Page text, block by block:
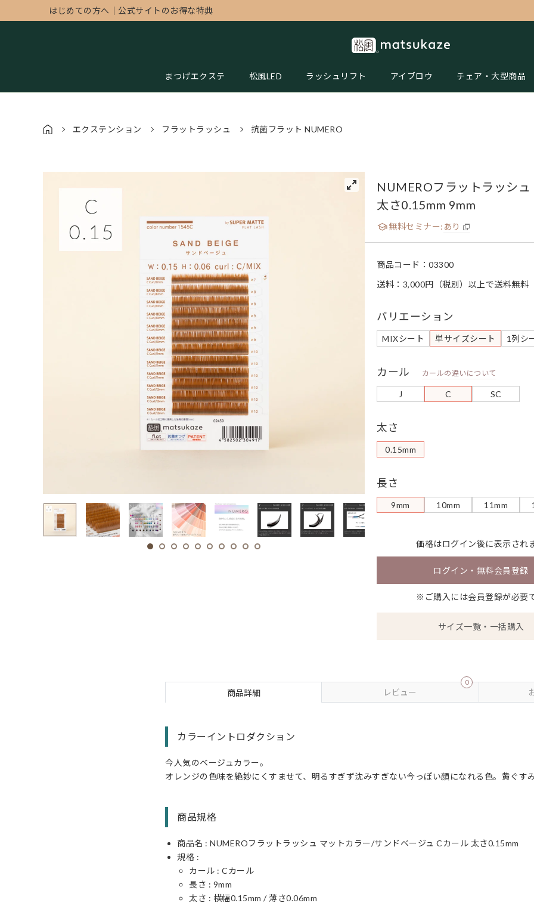
はじめての方へ 公式サイトのお得な特典
まつげエクステ 松風LED ラッシュリフト アイブロウ チェア・大型商品
エクステンション フラットラッシュ 抗菌フラット NUMERO
NUMEROフラットラッシ
太さ0.15mm 9mm
無料セミナー: あり
商品コード： 03300
送料：3,000円（税別）以上で送料無料
バリエーション
MIXシート 単サイズシート 1列シ
カール カールの違いについて
J C SC
太さ
0.15mm
長さ
9mm 10mm 11mm
価格はログイン後に表示され
ログイン・無料会員登録
※ご購入には会員登録が必要
サイズ一覧・一括購入
商品詳細 レビュー
0
カラーイントロダクション
今人気のベージュカラー。
オレンジの色味を絶妙にくすませて、明るすぎず沈みすぎない今っぽい顔になれる色。黄ぐす
商品規格
商品名 : NUMEROフラットラッシュ マットカラー/サンドベージュ Cカール 太さ0.15mm
規格 :
カール : Cカール
長さ : 9mm
太さ : 横幅0.15mm / 薄さ0.06mm